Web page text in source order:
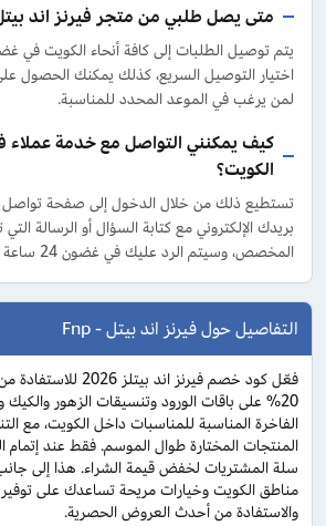
متى يصل طلبي من متجر فيرنز اند
اختيار التوصيل السريع، كذلك يمكنك الحصول على
لمن يرغب في الموعد المحدد للمناسبة.
كيف يمكنني التواصل مع خدمة عملاء
الكويت؟
تستطيع ذلك من خلال الدخول إلى صفحة تواصل
بريدك الإلكتروني مع كتابة السؤال أو الرسالة
المخصص، وسيتم الرد عليك في غضون 24 ساعة في أغلب الأحيان.
التفاصيل حول فيرنز اند بيتل - Fnp
فعّل كود خصم فيرنز اند
20% على باقات الورود وتنسيقات الزهور والكيك
الفاخرة المناسبة للمناسبات داخل الكويت، مع
المنتجات المختارة طوال الموسم. فقط عند
سلة المشتريات لخفض قيمة الشراء. هذا إلى
مناطق الكويت وخيارات مريحة تساعدك على
والاستفادة من أحدث العروض الحصرية.